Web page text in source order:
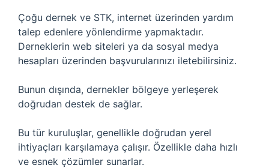
Çoğu dernek ve STK, internet üzerinden yardım
talep edenlere yönlendirme yapmaktadır.
Derneklerin web siteleri ya da sosyal medya
hesapları üzerinden başvurularınızı iletebilirsiniz.
Bunun dışında, dernekler bölgeye yerleşerek
doğrudan destek de sağlar.
Bu tür kuruluşlar, genellikle doğrudan yerel
ihtiyaçları karşılamaya çalışır. Özellikle daha hızlı
ve esnek çözümler sunarlar.